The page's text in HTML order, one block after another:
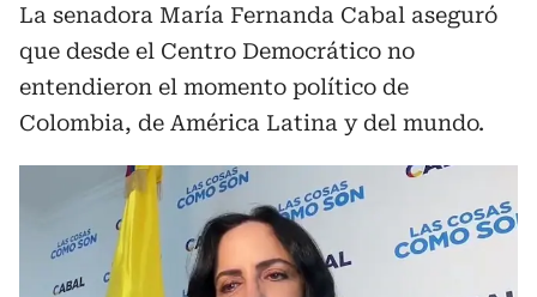
La senadora María Fernanda Cabal aseguró
que desde el Centro Democrático no
entendieron el momento político de
Colombia, de América Latina y del mundo.